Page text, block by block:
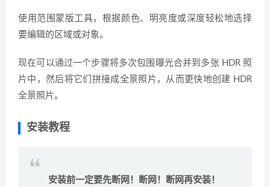
使用范围蒙版工具，根据颜色、明亮度或深度轻松地选择
要编辑的区域或对象。
现在可以通过一个步骤将多次包围曝光合并到多张 HDR 照
片中，然后将它们拼接成全景照片，从而更快地创建 HDR
全景照片。
安装教程
安装前一定要先断网！断网！断网再安装！